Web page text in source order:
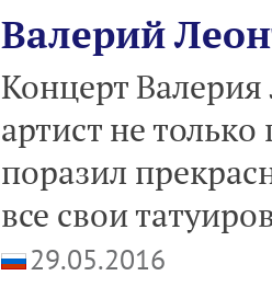
Валерий
Концерт
артист не
поразил
все свои
29.05.2016